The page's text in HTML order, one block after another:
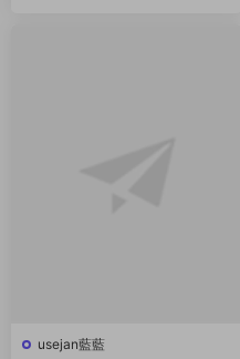
usejan藍藍